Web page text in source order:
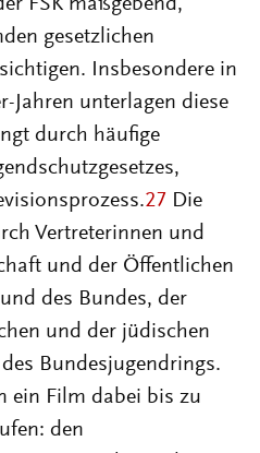
FSK maßgebend,
gesetzlichen
Insbesondere in
Jahren unterlagen diese
durch häufige
27 Die
Vertreterinnen und
und der Öffentlichen
des Bundes, der
und der jüdischen
Bundesjugendrings.
ein Film dabei bis zu
den